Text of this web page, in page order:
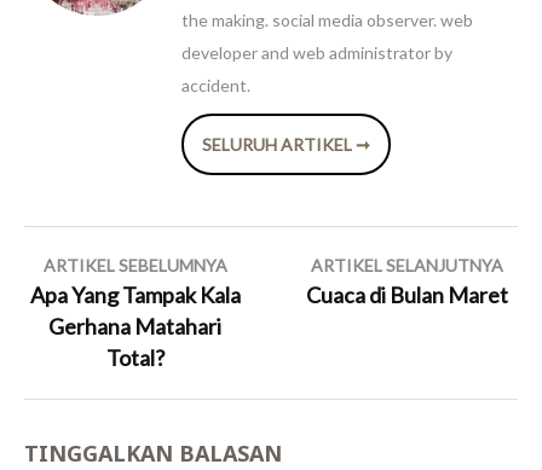
the making. social media observer. web
developer and web administrator by
accident.
SELURUH ARTIKEL ➞
Navigasi
pos
ARTIKEL SEBELUMNYA
Apa Yang Tampak Kala
Gerhana Matahari
Total?
ARTIKEL SELANJUTNYA
Cuaca di Bulan Maret
TINGGALKAN BALASAN